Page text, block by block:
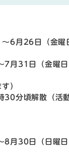
6月26日（金曜
月31日（金曜日
）
分頃解散（活動
月30日（日曜日